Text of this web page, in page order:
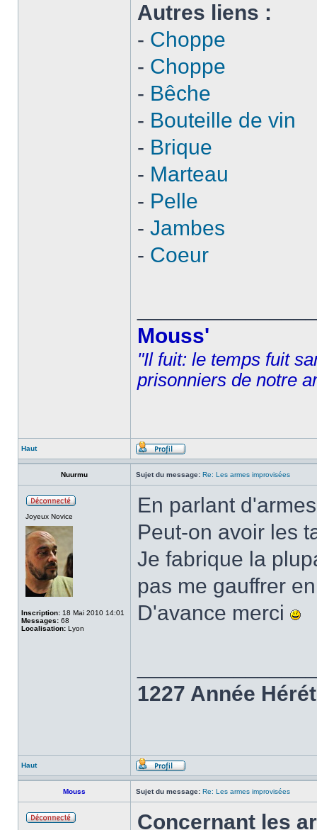
Autres liens :
- Choppe
- Choppe
- Bêche
- Bouteille de vin
- Brique
- Marteau
- Pelle
- Jambes
- Coeur
Mouss'
"Il fuit: le temps fuit
prisonniers de notre
Haut
Nuurmu Sujet du message: Re: Les armes improvisées
Joyeux Novice
Inscription: 18 Mai 2010 14:01
Messages: 68
Localisation: Lyon
En parlant
Peut-on avoir les
Je fabrique la
pas me gauffrer
D'avance merci
1227 Année
Haut
Mouss Sujet du message: Re: Les armes improvisées
Concernant les